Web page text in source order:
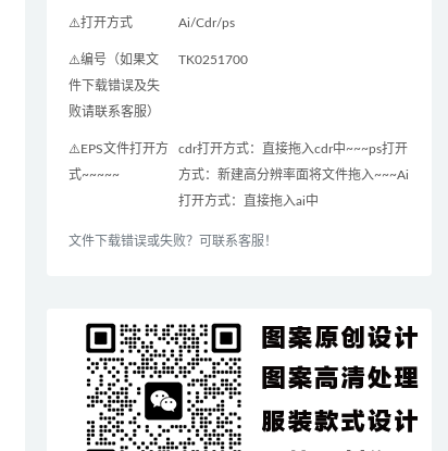
⚠️打开方式 Ai/Cdr/ps
⚠️编号（如果文
件下载错误及失
败请联系客服）
TK0251700
⚠️EPS文件打开方
式~~~~~
cdr打开方式：直接拖入cdr中~~~ps打开
方式：新建高分辨率面将文件拖入~~~Ai
打开方式：直接拖入ai中
文件下载错误或失败？可联系客服！